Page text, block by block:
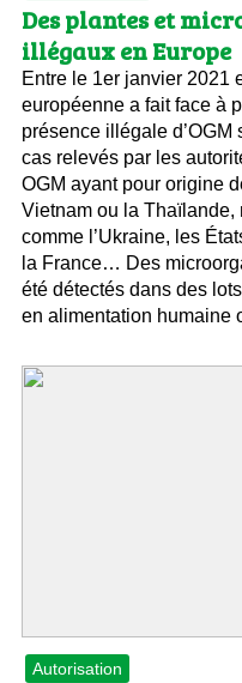
Des plantes et
illégaux en Europe
Entre le 1er janvier 2021
européenne a fait face à
présence illégale
cas relevés par les
OGM ayant pour origine
Vietnam ou la Thaïlande,
comme l’Ukraine, les
la France… Des
été détectés dans des
en alimentation humaine
Autorisation